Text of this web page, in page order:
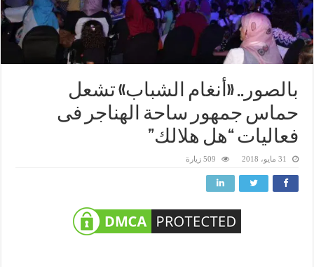
بالصور.. «أنغام الشباب» تشعل
حماس جمهور ساحة الهناجر فى
فعاليات “هل هلالك”
31 مايو، 2018 509 زيارة